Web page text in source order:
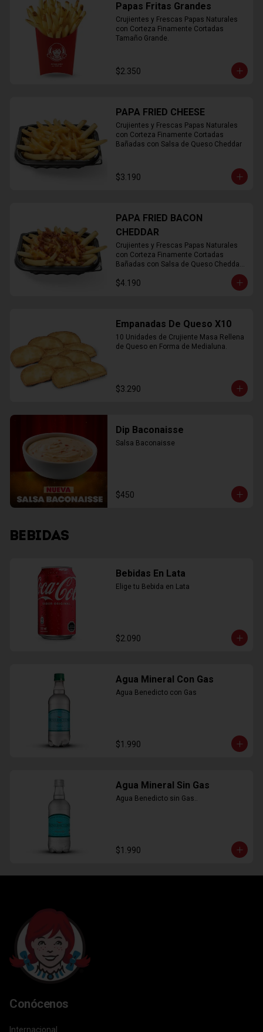
Papas Fritas Grandes
Crujientes y Frescas Papas Naturales
con Corteza Finamente Cortadas
Tamaño Grande.
$2.350
PAPA FRIED CHEESE
Crujientes y Frescas Papas Naturales
con Corteza Finamente Cortadas
Bañadas con Salsa de Queso Cheddar
$3.190
PAPA FRIED BACON
CHEDDAR
Crujientes y Frescas Papas Naturales
con Corteza Finamente Cortadas
Bañadas con Salsa de Queso Cheddar
$4.190
Empanadas De Queso X10
10 Unidades de Crujiente Masa Rellena
de Queso en Forma de Medialuna.
$3.290
Dip Baconaisse
Salsa Baconaisse
$450
BEBIDAS
Bebidas En Lata
Elige tu Bebida en Lata
$2.090
Agua Mineral Con Gas
Agua Benedicto con Gas
$1.990
Agua Mineral Sin Gas
Agua Benedicto sin Gas..
$1.990
Conócenos
Internacional